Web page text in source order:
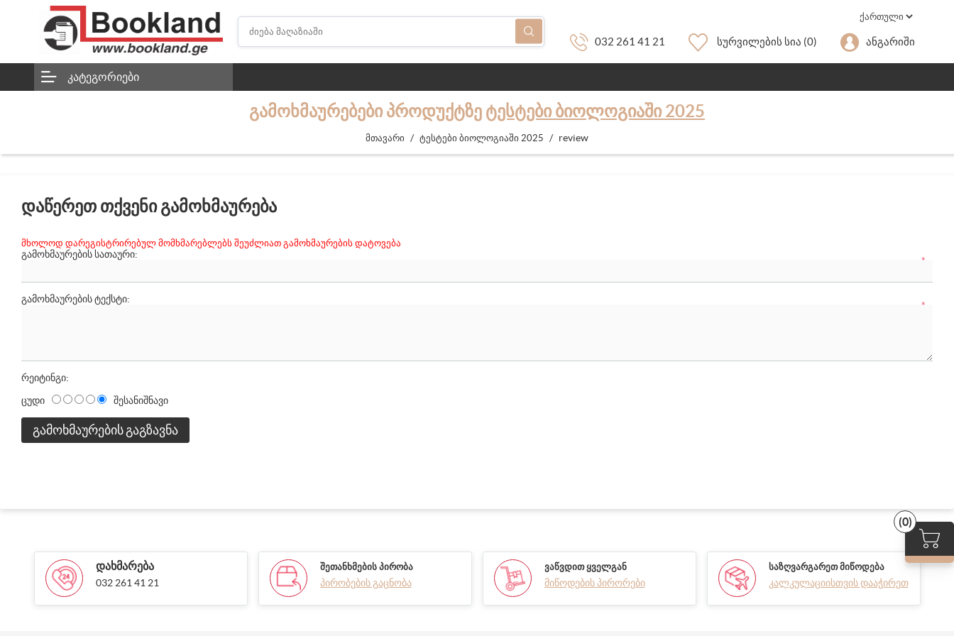
032 261 41 21 Სურვილების Სია (0) Ანგარიში
(0)
ᲙᲐᲢᲔᲒᲝᲠᲘᲔᲑᲘ
ᲒᲐᲛᲝᲮᲛᲐᲣᲠᲔᲑᲔᲑᲘ ᲞᲠᲝᲓᲣᲥᲢᲖᲔ ᲢᲔᲡᲢᲔᲑᲘ ᲑᲘᲝᲚᲝᲒᲘᲐᲨᲘ 2025
მთავარი / ტესტები ბიოლოგიაში 2025 / review
ᲓᲐᲬᲔᲠᲔᲗ ᲗᲥᲕᲔᲜᲘ ᲒᲐᲛᲝᲮᲛᲐᲣᲠᲔᲑᲐ
მხოლოდ დარეგისტრირებულ მომხმარებლებს შეუძლიათ გამოხმაურების დატოვება
ᲒᲐᲛᲝᲮᲛᲐᲣᲠᲔᲑᲘᲡ ᲡᲐᲗᲐᲣᲠᲘ:
*
ᲒᲐᲛᲝᲮᲛᲐᲣᲠᲔᲑᲘᲡ ᲢᲔᲥᲡᲢᲘ:
*
რეიტინგი:
ცუდი
შესანიშნავი
ᲒᲐᲛᲝᲮᲛᲐᲣᲠᲔᲑᲘᲡ ᲒᲐᲒᲖᲐᲕᲜᲐ
ᲓᲐᲮᲛᲐᲠᲔᲑᲐ
032 261 41 21
ᲨᲔᲗᲐᲜᲮᲛᲔᲑᲘᲡ ᲞᲘᲠᲝᲑᲐ
პირობების გაცნობა
ᲕᲐᲬᲕᲓᲘᲗ ᲧᲕᲔᲚᲒᲐᲜ
მიწოდების პირორები
ᲡᲐᲖᲦᲕᲐᲠᲒᲐᲠᲔᲗ ᲛᲘᲬᲝᲓᲔᲑᲐ
კალკულაციისთვის დააჭირეთ